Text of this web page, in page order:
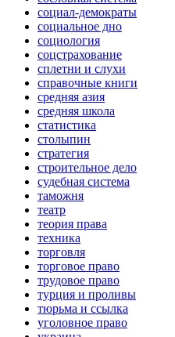
социал-демократы
социальное дно
социология
соцстрахование
сплетни и слухи
справочные книги
средняя азия
средняя школа
статистика
столыпин
стратегия
строительное дело
судебная система
таможня
театр
теория права
техника
торговля
торговое право
трудовое право
турция и проливы
тюрьма и ссылка
уголовное право